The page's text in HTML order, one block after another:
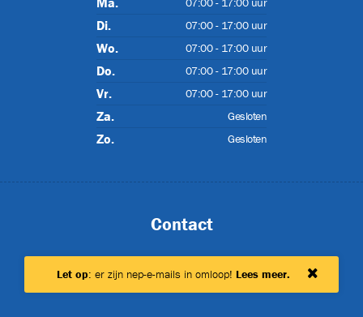
Let op: er zijn nep-e-mails in omloop! Lees meer.
Di. 07:00 - 17:00 uur
Wo. 07:00 - 17:00 uur
Do. 07:00 - 17:00 uur
Vr. 07:00 - 17:00 uur
Za. Gesloten
Zo. Gesloten
Contact